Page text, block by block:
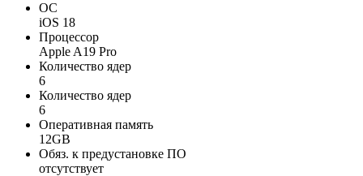
ОС
iOS 18
Процессор
Apple A19 Pro
Количество ядер
6
Количество ядер
6
Оперативная память
12GB
Обяз. к предустановке ПО
отсутствует